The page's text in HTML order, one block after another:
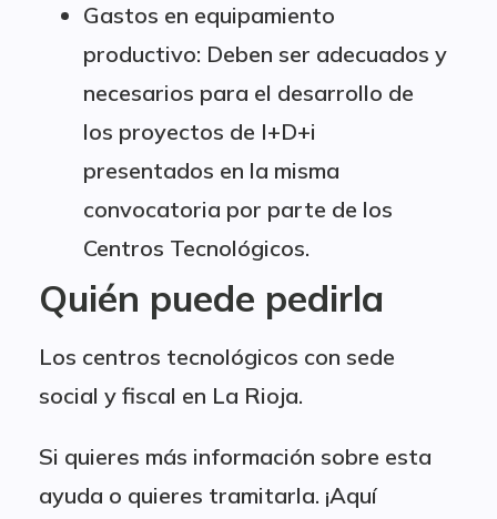
Gastos en equipamiento
productivo: Deben ser adecuados y
necesarios para el desarrollo de
los proyectos de I+D+i
presentados en la misma
convocatoria por parte de los
Centros Tecnológicos.
Quién puede pedirla
Los centros tecnológicos con sede
social y fiscal en La Rioja.
Si quieres más información sobre esta
ayuda o quieres tramitarla. ¡Aquí